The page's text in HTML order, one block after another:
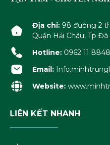
Địa chỉ:98 đường 2
Quận Hải Châu, Tp
Hotline:0962 11
Email:
Website:
LIÊN KẾT NHANH